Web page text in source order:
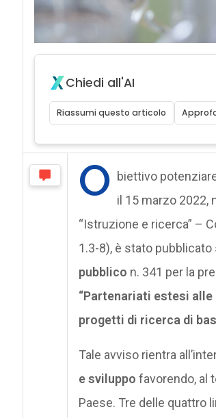
Chiedi all'AI
Riassumi questo articolo
O biettivo
il 15 marzo 2022,
“Istruzione e ricerca” –
1.3-8), è stato pubblicato
pubblico n. 341 per la
“Partenariati estesi
progetti di ricerca di
Tale avviso rientra
e sviluppo favorendo, al
Paese. Tre delle quattro